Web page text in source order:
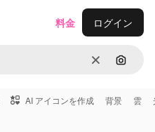
消去 画像で
料金 ログイン
AI アイコンを作成 背景 雲